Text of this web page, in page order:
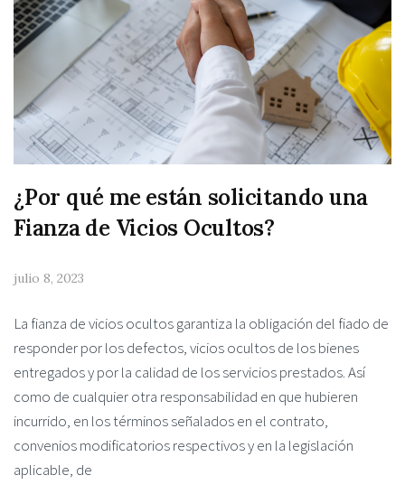
¿Por qué me están solicitando una
Fianza de Vicios Ocultos?
julio 8, 2023
La fianza de vicios ocultos garantiza la obligación del fiado de
responder por los defectos, vicios ocultos de los bienes
entregados y por la calidad de los servicios prestados. Así
como de cualquier otra responsabilidad en que hubieren
incurrido, en los términos señalados en el contrato,
convenios modificatorios respectivos y en la legislación
aplicable, de